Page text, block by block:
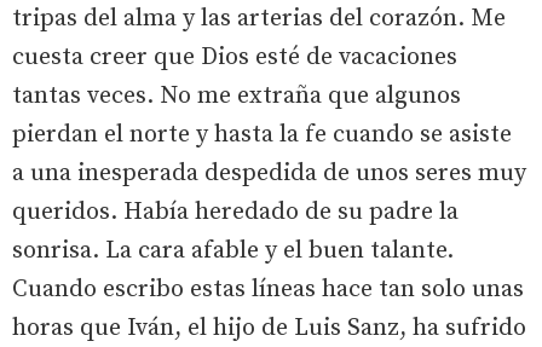
tripas del alma y las arterias del corazón. Me
cuesta creer que Dios esté de vacaciones
tantas veces. No me extraña que algunos
pierdan el norte y hasta la fe cuando se asiste
a una inesperada despedida de unos seres muy
queridos. Había heredado de su padre la
sonrisa. La cara afable y el buen talante.
Cuando escribo estas líneas hace tan solo unas
horas que Iván, el hijo de Luis Sanz, ha sufrido